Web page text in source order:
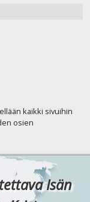
kaikki sivuihin
osien
Isän